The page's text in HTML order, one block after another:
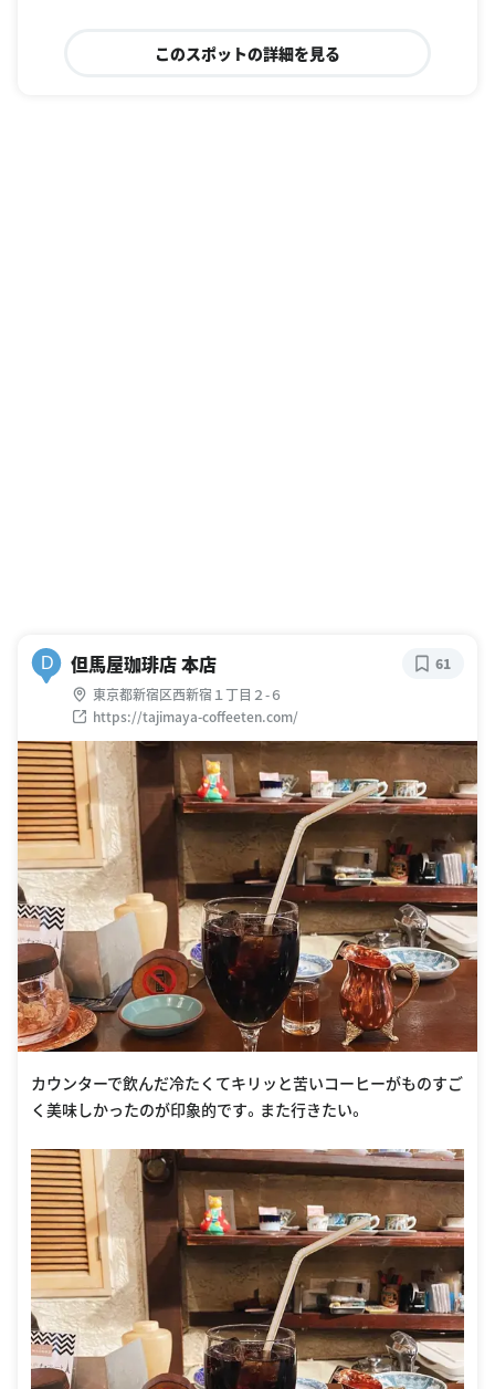
このスポットの詳細を見る
D 但馬屋珈琲店 本店
東京都新宿区西新宿１丁目２-６
https://tajimaya-coffeeten.com/
61
カウンターで飲んだ冷たくてキリッと苦いコーヒーがものすご
く美味しかったのが印象的です。また行きたい。